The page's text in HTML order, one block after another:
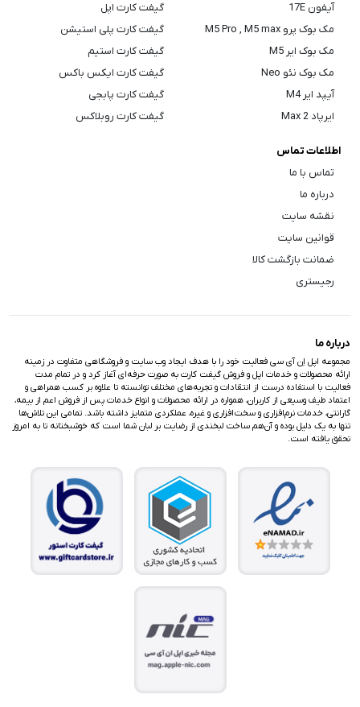
آیفون 17E
مک بوک پرو M5 Pro , M5 max
مک بوک ایر M5
مک بوک نئو Neo
آیپد ایر M4
ایرپاد Max 2
گیفت کارت اپل
گیفت کارت پلی استیشن
گیفت کارت استیم
گیفت کارت ایکس باکس
گیفت کارت پابجی
گیفت کارت روبلاکس
اطلاعات تماس
تماس با ما
درباره ما
نقشه سایت
قوانین سایت
ضمانت بازگشت کالا
رجیستری
درباره ما
مجموعه اپل اِن آی سی فعالیت خود را با هدف ایجاد وب سایت و فروشگاهی متفاوت در زمینه
ارائه محصولات و خدمات اپل و فروش گیفت کارت به صورت حرفه‌ای آغاز کرد و در تمام مدت
فعالیت با استفاده درست از انتقادات و تجربه‌های مختلف توانسته تا علاوه بر کسب همراهی و
اعتماد طیف وسیعی از کاربران، همواره در ارائه محصولات و انواع خدمات پس از فروش اعم از بیمه،
گارانتی، خدمات نرم‌افزاری و سخت‌افزاری و غیره، عملکردی متمایز داشته باشد. تمامی این تلاش‌ها
تنها به یک دلیل بوده و آن‌هم ساخت لبخندی از رضایت بر لبان شما است که خوشبختانه تا به امروز
تحقق یافته است.